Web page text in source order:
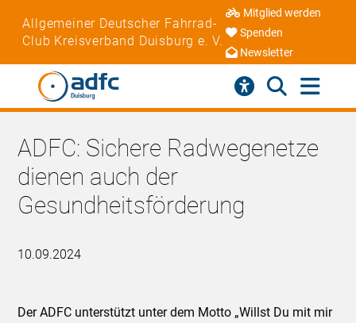
Allgemeiner Deutscher Fahrrad-
Club Kreisverband Duisburg e. V.
Mitglied werden
Spenden
Newsletter
ADFC: Sichere Radwegenetze
dienen auch der
Gesundheitsförderung
10.09.2024
Der ADFC unterstützt unter dem Motto „Willst Du mit mir